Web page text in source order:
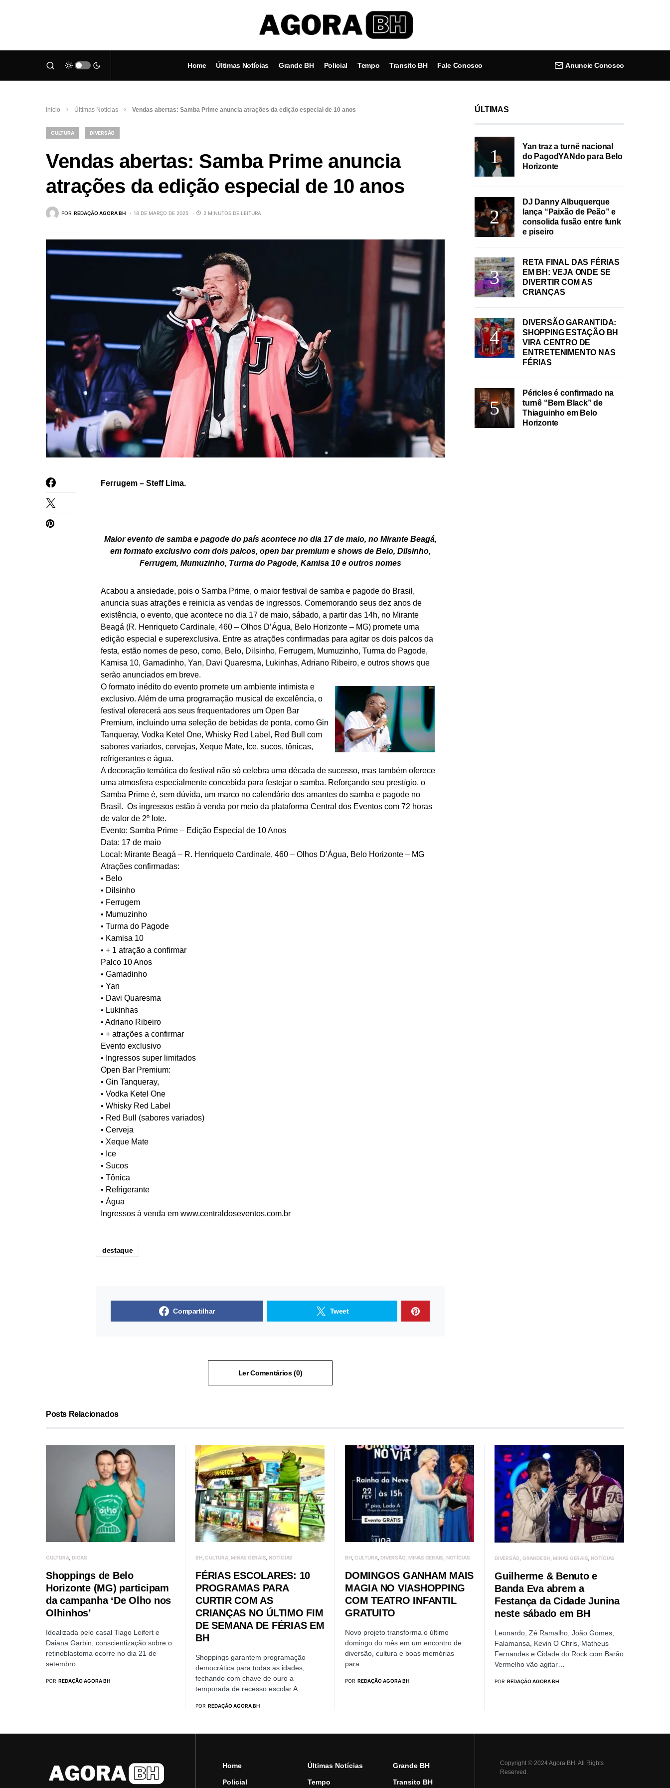
Home Últimas Notícias Grande BH Policial Tempo Transito BH Fale Conosco Anuncie Conosco
Início Últimas Notícias Vendas abertas: Samba Prime anuncia atrações da edição especial de 10 anos
CULTURA DIVERSÃO
Vendas abertas: Samba Prime anuncia
atrações da edição especial de 10 anos
POR REDAÇÃO AGORA BH 18 DE MARÇO DE 2025 2 MINUTOS DE LEITURA
Ferrugem – Steff Lima.
Maior evento de samba e pagode do país acontece no dia 17 de maio, no Mirante Beagá,
em formato exclusivo com dois palcos, open bar premium e shows de Belo, Dilsinho,
Ferrugem, Mumuzinho, Turma do Pagode, Kamisa 10 e outros nomes
Acabou a ansiedade, pois o Samba Prime, o maior festival de samba e pagode do Brasil,
anuncia suas atrações e reinicia as vendas de ingressos. Comemorando seus dez anos de
existência, o evento, que acontece no dia 17 de maio, sábado, a partir das 14h, no Mirante
Beagá (R. Henriqueto Cardinale, 460 – Olhos D’Água, Belo Horizonte – MG) promete uma
edição especial e superexclusiva. Entre as atrações confirmadas para agitar os dois palcos da
festa, estão nomes de peso, como, Belo, Dilsinho, Ferrugem, Mumuzinho, Turma do Pagode,
Kamisa 10, Gamadinho, Yan, Davi Quaresma, Lukinhas, Adriano Ribeiro, e outros shows que
serão anunciados em breve.
O formato inédito do evento promete um ambiente intimista e
exclusivo. Além de uma programação musical de excelência, o
festival oferecerá aos seus frequentadores um Open Bar
Premium, incluindo uma seleção de bebidas de ponta, como Gin
Tanqueray, Vodka Ketel One, Whisky Red Label, Red Bull com
sabores variados, cervejas, Xeque Mate, Ice, sucos, tônicas,
refrigerantes e água.
A decoração temática do festival não só celebra uma década de sucesso, mas também oferece
uma atmosfera especialmente concebida para festejar o samba. Reforçando seu prestígio, o
Samba Prime é, sem dúvida, um marco no calendário dos amantes do samba e pagode no
Brasil. Os ingressos estão à venda por meio da plataforma Central dos Eventos com 72 horas
de valor de 2º lote.
Evento: Samba Prime – Edição Especial de 10 Anos
Data: 17 de maio
Local: Mirante Beagá – R. Henriqueto Cardinale, 460 – Olhos D’Água, Belo Horizonte – MG
Atrações confirmadas:
• Belo
• Dilsinho
• Ferrugem
• Mumuzinho
• Turma do Pagode
• Kamisa 10
• + 1 atração a confirmar
Palco 10 Anos
• Gamadinho
• Yan
• Davi Quaresma
• Lukinhas
• Adriano Ribeiro
• + atrações a confirmar
Evento exclusivo
• Ingressos super limitados
Open Bar Premium:
• Gin Tanqueray,
• Vodka Ketel One
• Whisky Red Label
• Red Bull (sabores variados)
• Cerveja
• Xeque Mate
• Ice
• Sucos
• Tônica
• Refrigerante
• Água
Ingressos à venda em www.centraldoseventos.com.br
destaque
Compartilhar Tweet
Ler Comentários (0)
ÚLTIMAS
Yan traz a turnê nacional
do PagodYANdo para Belo
Horizonte
DJ Danny Albuquerque
lança “Paixão de Peão” e
consolida fusão entre funk
e piseiro
RETA FINAL DAS FÉRIAS
EM BH: VEJA ONDE SE
DIVERTIR COM AS
CRIANÇAS
DIVERSÃO GARANTIDA:
SHOPPING ESTAÇÃO BH
VIRA CENTRO DE
ENTRETENIMENTO NAS
FÉRIAS
Péricles é confirmado na
turnê “Bem Black” de
Thiaguinho em Belo
Horizonte
Posts Relacionados
CULTURA DICAS
Shoppings de Belo
Horizonte (MG) participam
da campanha ‘De Olho nos
Olhinhos’
Idealizada pelo casal Tiago Leifert e
Daiana Garbin, conscientização sobre o
retinoblastoma ocorre no dia 21 de
setembro…
POR REDAÇÃO AGORA BH
BH CULTURA MINAS GERAIS NOTÍCIAS
FÉRIAS ESCOLARES: 10
PROGRAMAS PARA
CURTIR COM AS
CRIANÇAS NO ÚLTIMO FIM
DE SEMANA DE FÉRIAS EM
BH
Shoppings garantem programação
democrática para todas as idades,
fechando com chave de ouro a
temporada de recesso escolar A…
POR REDAÇÃO AGORA BH
BH CULTURA DIVERSÃO MINAS GERAIS NOTÍCIAS
DOMINGOS GANHAM MAIS
MAGIA NO VIASHOPPING
COM TEATRO INFANTIL
GRATUITO
Novo projeto transforma o último
domingo do mês em um encontro de
diversão, cultura e boas memórias
para…
POR REDAÇÃO AGORA BH
DIVERSÃO GRANDE BH MINAS GERAIS NOTÍCIAS
Guilherme & Benuto e
Banda Eva abrem a
Festança da Cidade Junina
neste sábado em BH
Leonardo, Zé Ramalho, João Gomes,
Falamansa, Kevin O Chris, Matheus
Fernandes e Cidade do Rock com Barão
Vermelho vão agitar…
POR REDAÇÃO AGORA BH
Home Últimas Notícias Grande BH
Policial Tempo Transito BH
Copyright © 2024 Agora BH. All Rights
Reserved.